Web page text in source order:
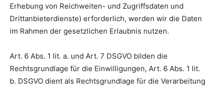
Erhebung von Reichweiten- und Zugriffsdaten und
Drittanbieterdienste) erforderlich, werden wir die Daten
im Rahmen der gesetzlichen Erlaubnis nutzen.
Art. 6 Abs. 1 lit. a. und Art. 7 DSGVO bilden die
Rechtsgrundlage für die Einwilligungen, Art. 6 Abs. 1 lit.
b. DSGVO dient als Rechtsgrundlage für die Verarbeitung